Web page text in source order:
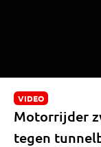
VIDEO
Motorrijder
tegen